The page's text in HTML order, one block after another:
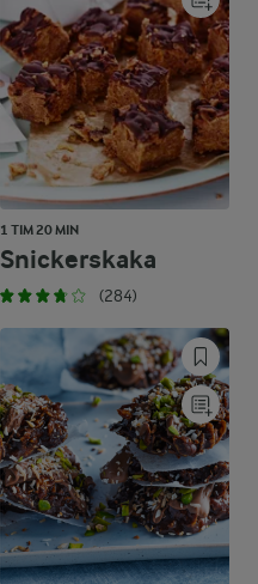
1 TIM 20 MIN
Snickerskaka
(284)